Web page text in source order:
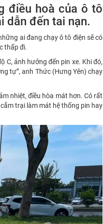
điều hoà của ô tô
dẫn đến tai nạn.
ai đang chạy ô tô điện sẽ có
thấp đi.
C, ảnh hưởng đến pin xe. Khi đó,
tự”, anh Thức (Hưng Yên) chạy
nhiệt, điều hòa mát hơn. Có rất
trại làm mát hệ thống pin hay